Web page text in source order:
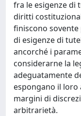
fra le esigenze di
diritti
finiscono
di esigenze di
ancorché i
considerarne la
adeguatamente
espongano il loro
margini di
arbitrarietà.